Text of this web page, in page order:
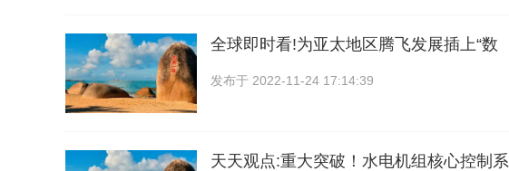
全球即时看!为亚太地区腾飞发展插上“数
发布于 2022-11-24 17:14:39
天天观点:重大突破！水电机组核心控制系